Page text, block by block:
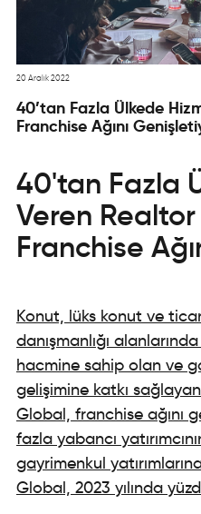
20 Aralık 2022
40’tan Fazla Ülkede
Franchise Ağını
40'tan Fazla
Veren
Franchise
Konut, lüks konut ve
danışmanlığı
hacmine sahip olan ve
gelişimine katkı
Global, franchise ağını
fazla yabancı
gayrimenkul
Global, 2023 yılında